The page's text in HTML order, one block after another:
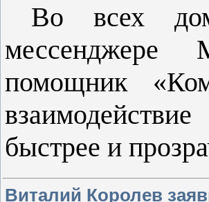
Во всех
помощник
быстрее и
Виталий Королев